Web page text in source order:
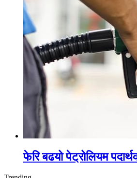
फेरि बढयो पेट्रोलियम